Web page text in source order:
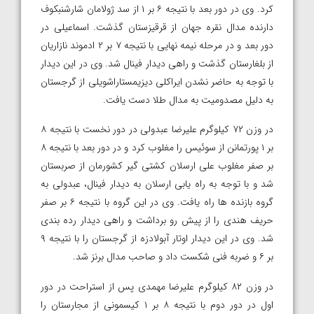
کرد. وی در دور بعد با نتیجه ۶ بر ۱ از سد ژولامان شارشنبکوف
دارنده مدال نقره جهان از قرقیزستان گذشت. اسماعیلی در
دور بعد و در مرحله نیمه نهایی با نتیجه ۷ بر ۲ ادموند نازاریان
از بلغارستان گذشت و راهی دیدار فینال شد. وی در این دیدار
با توجه به حاضر نشدن ایراکلی دیزیمستاراشویلی از گرجستان
به دلیل مصدومیت به مدال طلا دست یافت.
در وزن ۷۲ کیلوگرم علیرضا عبدولی در دور نخست با نتیجه ۸
بر ۱ پورتمانن از سوئیس را مغلوب کرد و در دور بعد با نتیجه ۸
بر صفر مغلوب علی ارسلان کشتی گیر کشورمان از صربستان
شد و با توجه به راه یابی ارسلان به دیدار فینال، عبدولی به
گروه بازنده ها راه یافت. وی در این گروه با نتیجه ۶ بر صفر
حریف هندی را از پیش رو برداشت و راهی دیدار رده بندی
شد. وی در این دیدار اوتار آبولادزه از گرجستان را با نتیجه ۹
بر ۶ و ضربه فنی شکست داد و صاحب مدال برنز شد.
در وزن ۸۲ کیلوگرم علیرضا مهمدی پس از استراحت در دور
اول در دور دوم با نتیجه ۸ بر ۱ کیسمونی از مجارستان را